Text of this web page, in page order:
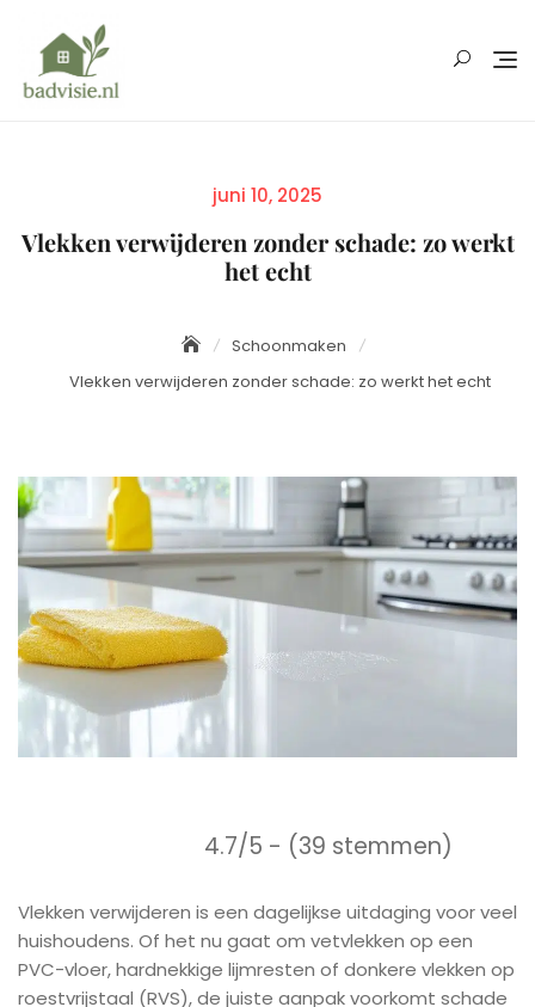
content
Posted
juni 10, 2025
Vlekken verwijderen zonder schade: zo werkt
het echt
Schoonmaken
Vlekken verwijderen zonder schade: zo werkt het echt
4.7/5 - (39 stemmen)
Vlekken verwijderen is een dagelijkse uitdaging voor veel
huishoudens. Of het nu gaat om vetvlekken op een
PVC-vloer, hardnekkige lijmresten of donkere vlekken op
roestvrijstaal (RVS), de juiste aanpak voorkomt schade